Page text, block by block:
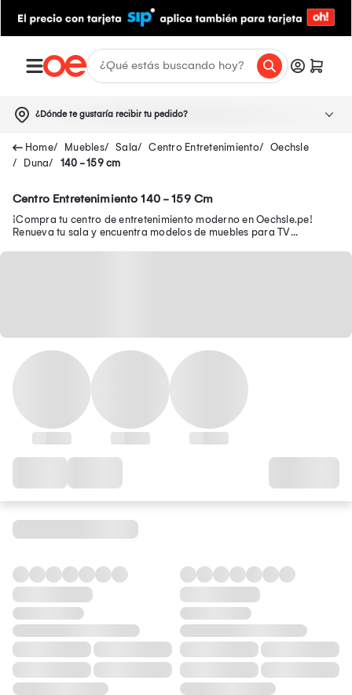
¿Dónde te gustaría recibir tu pedido?
Muebles Sala Centro Entretenimiento
Oechsle
Duna
140 - 159 cm
Centro Entretenimiento 140 - 159 Cm
¡Compra tu centro de entretenimiento moderno en Oechsle.pe!
Renueva tu sala y encuentra modelos de muebles para TV